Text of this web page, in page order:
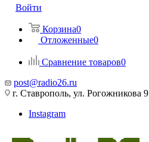
Войти
Корзина0
Отложенные0
Сравнение товаров0
post@radio26.ru
г. Ставрополь, ул. Рогожникова 9
Instagram